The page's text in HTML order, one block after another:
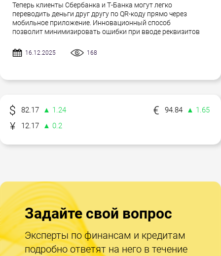
Теперь клиенты Сбербанка и Т-Банка могут легко
переводить деньги друг другу по QR-коду прямо через
мобильное приложение. Инновационный способ
позволит минимизировать ошибки при вводе реквизитов
16.12.2025 168
82.17 ▲ 1.24 94.84
▲ 1.65
12.17
▲ 0.2
Задайте свой вопрос
Эксперты по финансам и кредитам
подробно ответят на него в течение